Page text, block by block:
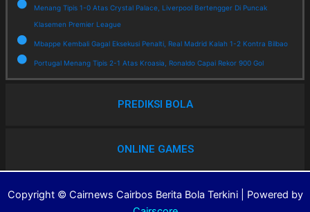
Menang Tipis 1-0 Atas Crystal Palace, Liverpool Bertengger Di Puncak
Klasemen Premier League
Mbappe Kembali Gagal Eksekusi Penalti, Real Madrid Kalah 1-2 Kontra Bilbao
Portugal Menang Tipis 2-1 Atas Kroasia, Ronaldo Capai Rekor 900 Gol
PREDIKSI BOLA
ONLINE GAMES
Copyright © Cairnews Cairbos Berita Bola Terkini | Powered by